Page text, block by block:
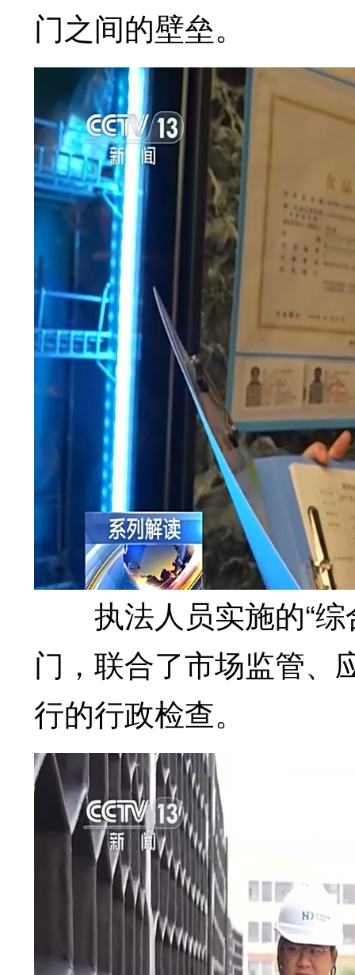
门之间的壁垒。
执法人员实施的“综
门，联合了市场监管、
行的行政检查。